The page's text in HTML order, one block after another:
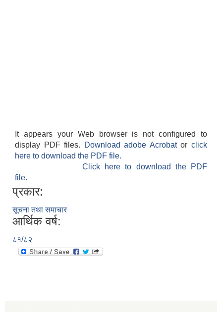
It appears your Web browser is not configured to
display PDF files.
Download adobe Acrobatorclick
here to download the PDF file.
Click here to download the PDF
file.
प्रकार:
सूचना तथा समाचार
आर्थिक वर्ष:
८१/८२